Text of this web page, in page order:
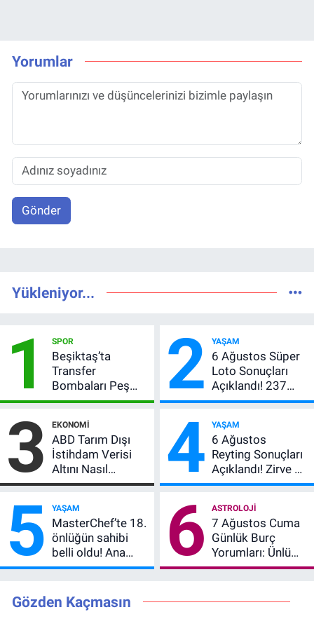
Yorumlar
Gönder
Yükleniyor...
1 SPOR
Beşiktaş’ta
Transfer
Bombaları Peş
Peşe! Adalı
Açıkladı, 5 Yıldız
Daha Listede
2 YAŞAM
6 Ağustos Süper
Loto Sonuçları
Açıklandı! 237
Milyon TL’lik
3 EKONOMI
ABD Tarım Dışı
İstihdam Verisi
Altını Nasıl
Etkiler? Çok Basit
4 YAŞAM
6 Ağustos
Reyting Sonuçları
Açıklandı! Zirve El
Değiştirdi:
MasterChef'i
Geride Bıraktı
5 YAŞAM
MasterChef’te 18.
önlüğün sahibi
belli oldu! Ana
kadroya giren
oldu?
6 ASTROLOJI
7 Ağustos Cuma
Günlük Burç
Yorumları: Ünlü
Astrologlara Göre
Gözden Kaçmasın